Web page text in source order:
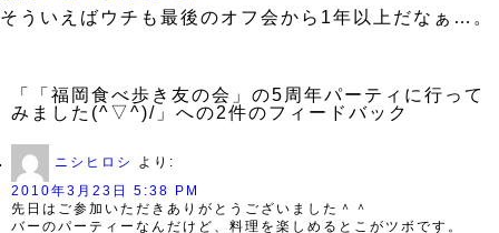
そういえばウチも最後のオフ会から1年以上だなぁ…。
「「福岡食べ歩き友の会」の5周年パーティに行って
みました(^▽^)/」への2件のフィードバック
ニシヒロシ
より:
2010年3月23日 5:38 PM
先日はご参加いただきありがとうございました＾＾
バーのパーティーなんだけど、料理を楽しめるとこがツボです。